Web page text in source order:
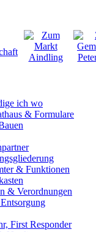
ich wo
& Formulare
& Funktionen
& Verordnungen
First Responder